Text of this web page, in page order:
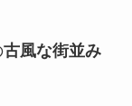
古風な街並み